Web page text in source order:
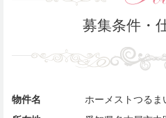
募集条件・
物件名
ホーメストつるま